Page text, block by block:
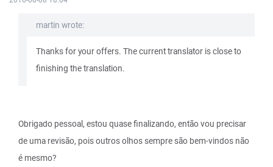
martin wrote:
Thanks for your offers. The current translator is close to
finishing the translation.
Obrigado pessoal, estou quase finalizando, então vou precisar
de uma revisão, pois outros olhos sempre são bem-vindos não
é mesmo?